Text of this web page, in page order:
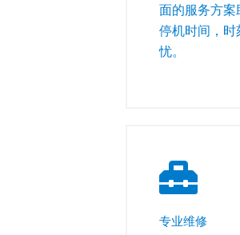
面的服务方案
停机时间，时
忧。
专业维修